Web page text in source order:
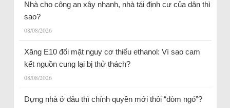
Nhà cho công an xây nhanh, nhà tái định cư của dân thì
sao?
08/08/2026
Xăng E10 đối mặt nguy cơ thiếu ethanol: Vì sao cam
kết nguồn cung lại bị thử thách?
08/08/2026
Dựng nhà ở đâu thì chính quyền mới thôi “dòm ngó”?